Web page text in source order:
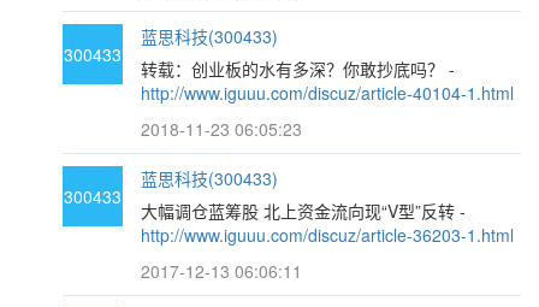
300433
蓝思科技(300433)
转载：创业板的水有多深？你敢抄底吗？ -
http://www.iguuu.com/discuz/article-40104-1.html
2018-11-23 06:05:23
300433
蓝思科技(300433)
大幅调仓蓝筹股 北上资金流向现“V型”反转 -
http://www.iguuu.com/discuz/article-36203-1.html
2017-12-13 06:06:11